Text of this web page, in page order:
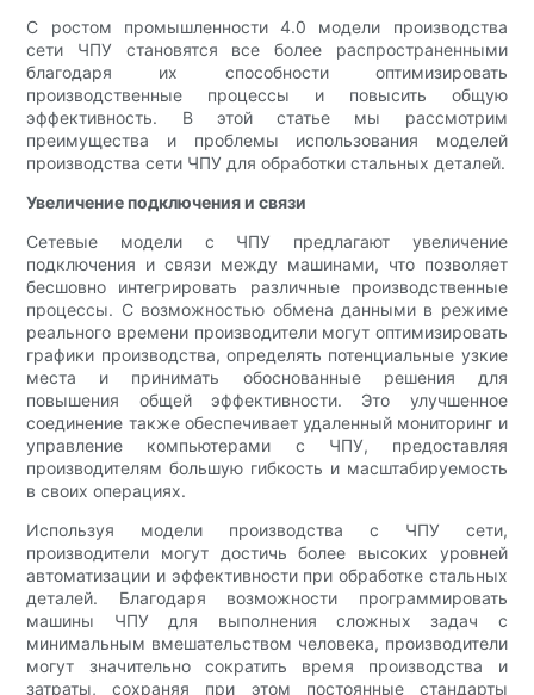
С ростом промышленности 4.0 модели производства
сети ЧПУ становятся все более распространенными
благодаря их способности оптимизировать
производственные процессы и повысить общую
эффективность. В этой статье мы рассмотрим
преимущества и проблемы использования моделей
производства сети ЧПУ для обработки стальных деталей.
Увеличение подключения и связи
Сетевые модели с ЧПУ предлагают увеличение
подключения и связи между машинами, что позволяет
бесшовно интегрировать различные производственные
процессы. С возможностью обмена данными в режиме
реального времени производители могут оптимизировать
графики производства, определять потенциальные узкие
места и принимать обоснованные решения для
повышения общей эффективности. Это улучшенное
соединение также обеспечивает удаленный мониторинг и
управление компьютерами с ЧПУ, предоставляя
производителям большую гибкость и масштабируемость
в своих операциях.
Используя модели производства с ЧПУ сети,
производители могут достичь более высоких уровней
автоматизации и эффективности при обработке стальных
деталей. Благодаря возможности программировать
машины ЧПУ для выполнения сложных задач с
минимальным вмешательством человека, производители
могут значительно сократить время производства и
затраты, сохраняя при этом постоянные стандарты